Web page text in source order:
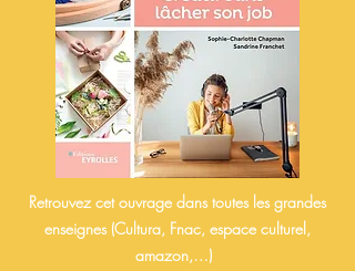
Retrouvez cet ouvrage dans toutes les grandes
enseignes (Cultura, Fnac, espace culturel,
amazon,…)